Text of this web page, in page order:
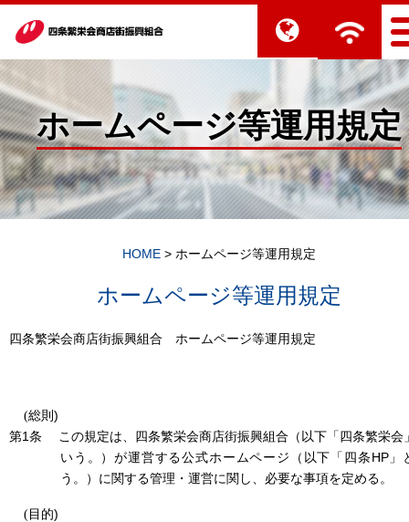
ホームページ等運用規定
HOME > ホームページ等運用規定
ホームページ等運用規定
四条繁栄会商店街振興組合 ホームページ等運用規定
(総則 )
第1条
この規定は、四条繁栄会商店街振興組合（以下「四条繁栄会
いう。）が運営する公式ホームページ（以下「四条 HP」
う。）に関する管理・運営に関し、必要な事項を定める。
( 目的)